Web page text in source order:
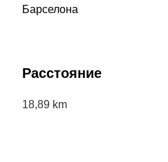
Барселона
Расстояние
18,89 km